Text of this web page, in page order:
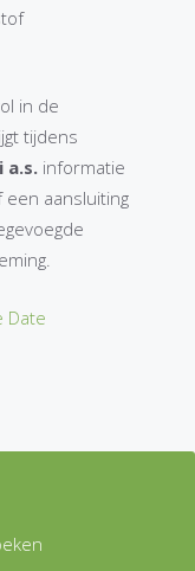
in de
tijdens
a.s. informatie
een aansluiting
Date